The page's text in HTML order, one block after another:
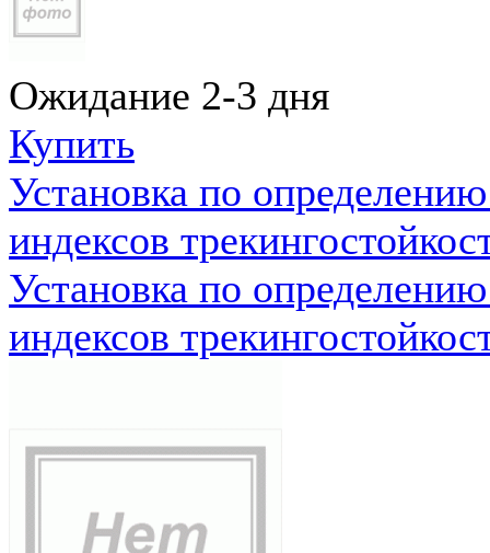
Ожидание 2-3 дня
Купить
Установка по
индексов
Установка по
индексов